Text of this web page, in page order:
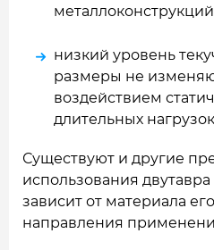
низкий уровень
размеры не
воздействием
длительных
Существуют и другие
использования
зависит от материала
направления